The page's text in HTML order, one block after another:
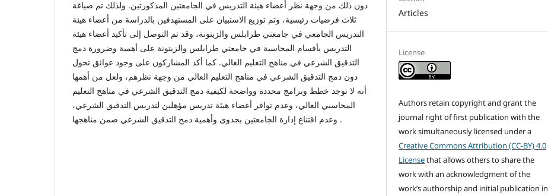
دون ذلك من وجهة نظر أعضاء هيئة التدريس في الجامعتين المذكورتين. ولذلك تم صياغة
ثلاث فرضيات رئيسية، وتم توزيع الاستبيان على المستهدفين بالدراسة من أعضاء هيئة
التدريس الجامعي في جامعتي طرابلس والزيتونة، وقد تم التوصل إلى تأكيد أعضاء هيئة
التدريس بأقسام المحاسبة في جامعتي طرابلس والزيتونة على أهمية وضرورة دمج
التدقيق الشرعي في مناهج التعليم العالي. كما أكد المشاركون على وجود عوائق تحول
دون دمج التدقيق الشرعي في مناهج التعليم العالي من وجهة نظرهم، ولعل من أهمها
أنه لا توجد خطط وبرامج محددة وواضحة لكيفية دمج التدقيق الشرعي في مناهج التعليم
المحاسبي العالي، وعدم توافر أعضاء هيئة تدريس مؤهلين لتدريس التدقيق الشرعي،
وعدم اقتناع إدارة الجامعتين بجدوى وأهمية دمج التدقيق الشرعي ضمن مناهجها .
Articles
License
Authors retain copyright and grant the
journal right of first publication with the
work simultaneously licensed under a
Creative Commons Attribution (CC-BY) 4.0
Licensethat allows others to share the
work with an acknowledgment of the
work’s authorship and initial publication in